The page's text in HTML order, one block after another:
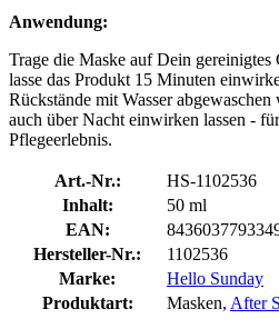
Anwendung:
Trage die Maske auf Dein gereinigtes
lasse das Produkt 15 Minuten
Rückstände mit Wasser
auch über Nacht einwirken lassen -
Pflegeerlebnis.
Art.-Nr.:
HS-1102536
Inhalt:
50 ml
EAN:
Hersteller-Nr.:
1102536
Marke:
Hello Sunday
Produktart:
Masken, After